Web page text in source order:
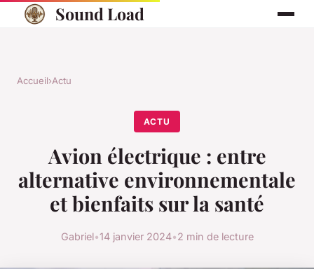
Sound Load
Accueil›Actu
ACTU
Avion électrique : entre
alternative environnementale
et bienfaits sur la santé
Gabriel•14 janvier 2024•2 min de lecture